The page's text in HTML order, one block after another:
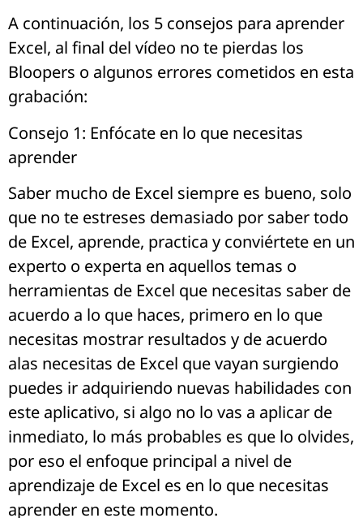
A continuación, los 5 consejos para aprender
Excel, al final del vídeo no te pierdas los
Bloopers o algunos errores cometidos en esta
grabación:
Consejo 1: Enfócate en lo que necesitas
aprender
Saber mucho de Excel siempre es bueno, solo
que no te estreses demasiado por saber todo
de Excel, aprende, practica y conviértete en un
experto o experta en aquellos temas o
herramientas de Excel que necesitas saber de
acuerdo a lo que haces, primero en lo que
necesitas mostrar resultados y de acuerdo
alas necesitas de Excel que vayan surgiendo
puedes ir adquiriendo nuevas habilidades con
este aplicativo, si algo no lo vas a aplicar de
inmediato, lo más probables es que lo olvides,
por eso el enfoque principal a nivel de
aprendizaje de Excel es en lo que necesitas
aprender en este momento.